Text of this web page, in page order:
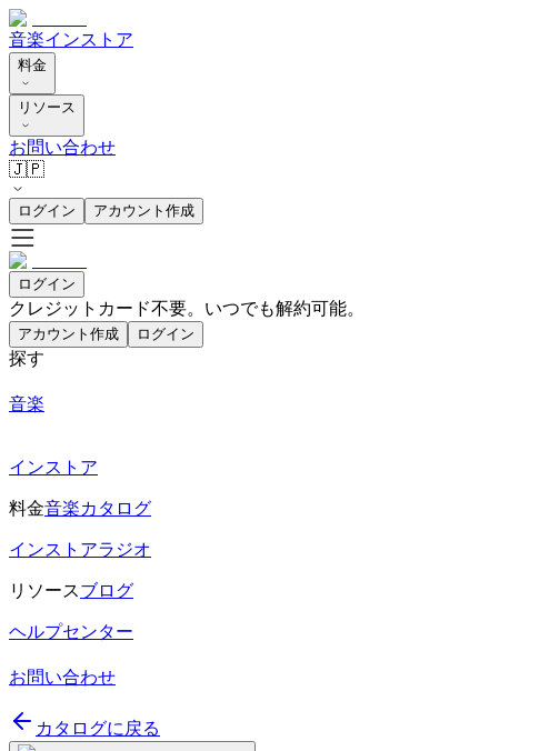
音楽インストア
料金
リソース
お問い合わせ
🇯🇵
ログイン アカウント作成
ログイン
クレジットカード不要。いつでも解約可能。
アカウント作成 ログイン
探す
音楽
インストア
料金音楽カタログ
インストアラジオ
リソースブログ
ヘルプセンター
お問い合わせ
カタログに戻る